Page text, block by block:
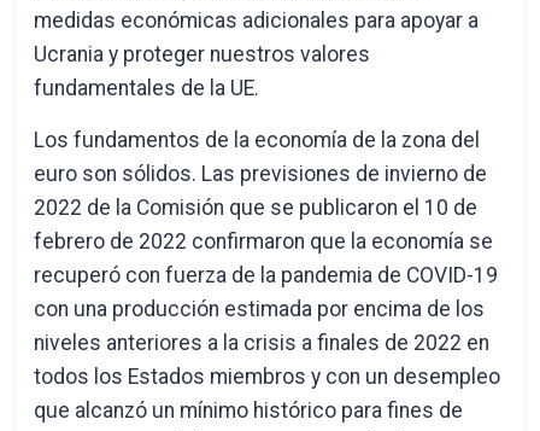
medidas económicas adicionales para apoyar a
Ucrania y proteger nuestros valores
fundamentales de la UE.
Los fundamentos de la economía de la zona del
euro son sólidos. Las previsiones de invierno de
2022 de la Comisión que se publicaron el 10 de
febrero de 2022 confirmaron que la economía se
recuperó con fuerza de la pandemia de COVID-19
con una producción estimada por encima de los
niveles anteriores a la crisis a finales de 2022 en
todos los Estados miembros y con un desempleo
que alcanzó un mínimo histórico para fines de